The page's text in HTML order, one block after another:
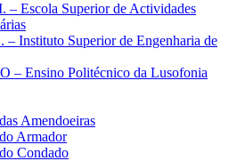
– Escola Superior de Actividades
– Instituto Superior de Engenharia de
– Ensino Politécnico da Lusofonia
Amendoeiras
Armador
Condado